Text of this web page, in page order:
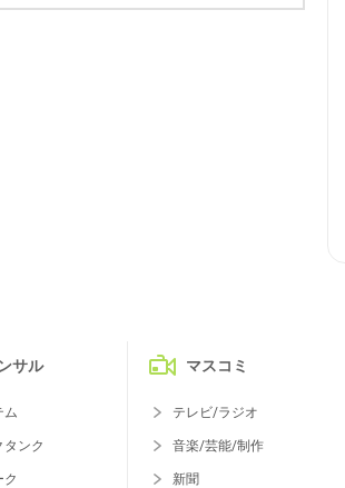
サル
ム
ンク
マスコミ
テレビ/ラジオ
音楽/芸能/制作
新聞